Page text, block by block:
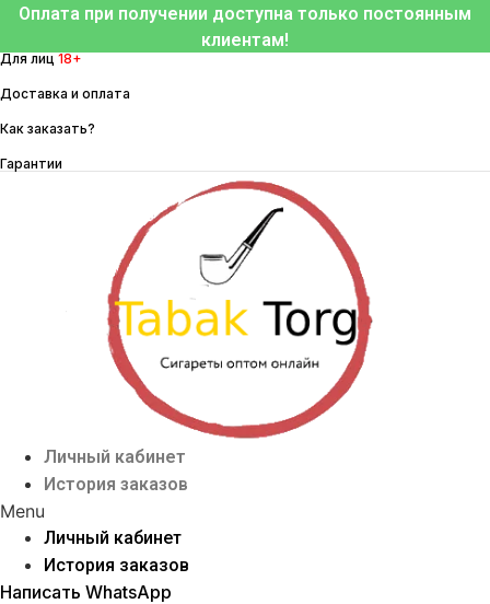
Перейти
содержимому
Оплата при получении доступна только постоянным
клиентам!
Для лиц 18+
Доставка и оплата
Как заказать?
Гарантии
Личный кабинет
История заказов
Menu
Личный кабинет
История заказов
Написать WhatsApp